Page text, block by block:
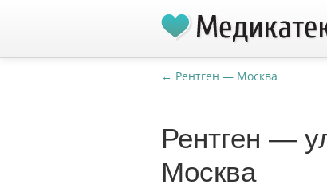
← Рентген — Москва
Рентген —
Москва